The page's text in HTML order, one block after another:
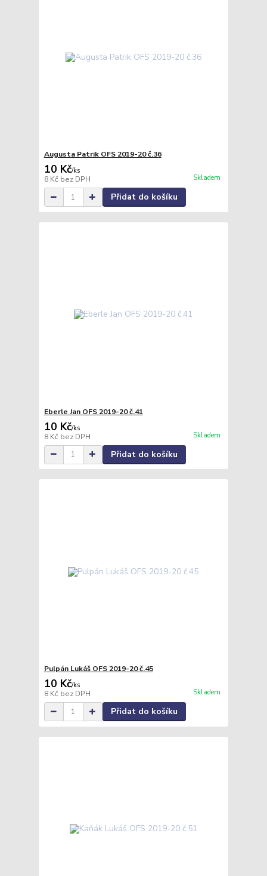
Augusta Patrik OFS 2019-20 č.36
10 Kč/ks
8 Kč bez DPH Skladem
Přidat do košíku
Eberle Jan OFS 2019-20 č.41
10 Kč/ks
8 Kč bez DPH Skladem
Přidat do košíku
Pulpán Lukáš OFS 2019-20 č.45
10 Kč/ks
8 Kč bez DPH Skladem
Přidat do košíku